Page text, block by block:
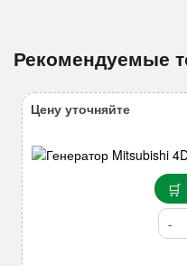
Рекомендуемые
Цену уточняйте